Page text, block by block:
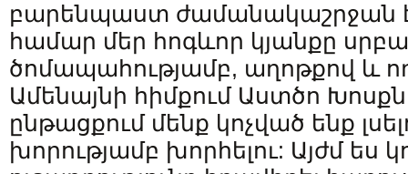
բարենպաստ ժամանակաշրջան
համար մեր հոգևոր կյանքը
ծոմապահությամբ, աղոթքով և
Ամենայնի հիմքում Աստծո
ընթացքում մենք կոչված ենք
խորությամբ խորհելու: Այժմ ես